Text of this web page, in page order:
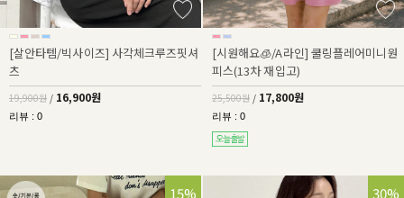
[살안타템/빅사이즈] 사각체크루즈핏셔
츠
19,900원 / 16,900원
리뷰 : 0
[시원해요🧊/A라인] 쿨링플레어미니원
피스(13차 재입고)
25,500원 / 17,800원
리뷰 : 0
32%
15% 36%
30%